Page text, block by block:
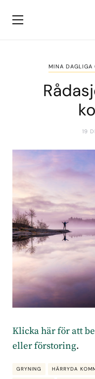
MINA DAGLIGA
19
Klicka här för att
eller förstoring.
GRYNING HÄRRYDA